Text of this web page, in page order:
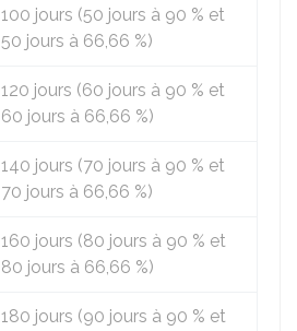
100 jours (50 jours à 90 % et
50 jours à 66,66 %)
120 jours (60 jours à 90 % et
60 jours à 66,66 %)
140 jours (70 jours à 90 % et
70 jours à 66,66 %)
160 jours (80 jours à 90 % et
80 jours à 66,66 %)
180 jours (90 jours à 90 % et